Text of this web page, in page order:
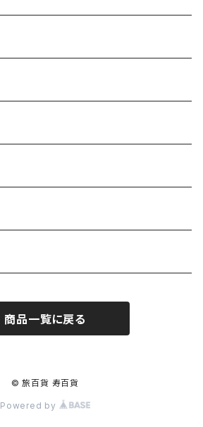
商品一覧に戻る
© 旅百貨 寿百貨
Powered by